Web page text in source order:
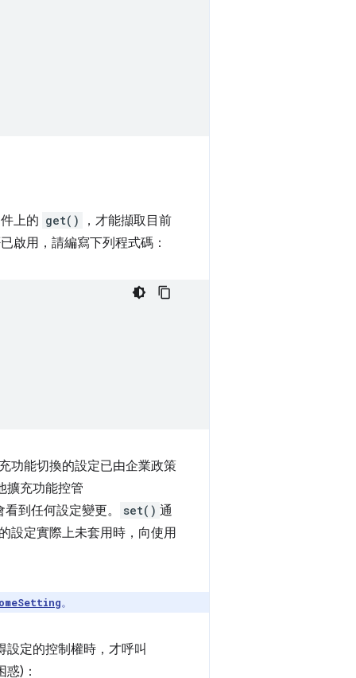
上的 get()
，才能擷取目前
啟用，請編寫下列程式碼：
功能切換的設定已由企業政策
擴充功能控管
到任何設定變更。 set() 通
設定實際上未套用時，向使用
。
定的控制權時，才呼叫
)：